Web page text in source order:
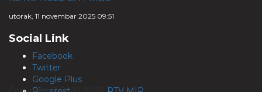
utorak, 11 novembar 2025 09:51
Social Link
Facebook
Twitter
Google Plus